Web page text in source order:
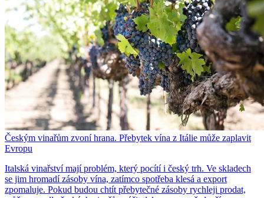
Českým vinařům zvoní hrana. Přebytek vína z Itálie může zaplavit
Evropu
Italská vinařství mají problém, který pocítí i český trh. Ve skladech
se jim hromadí zásoby vína, zatímco spotřeba klesá a export
zpomaluje. Pokud budou chtít přebytečné zásoby rychleji prodat,